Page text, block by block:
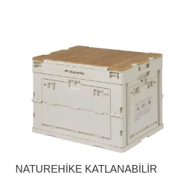
NATUREHİKE KATLANABİLİR